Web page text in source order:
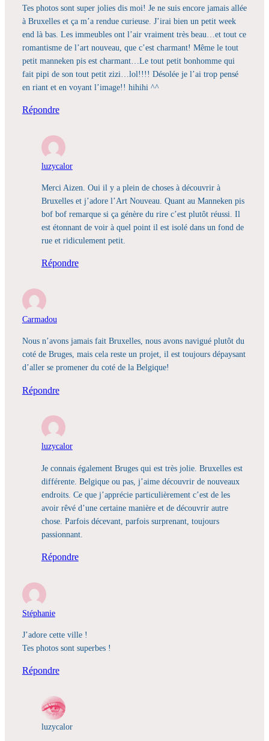
Tes photos sont super jolies dis moi! Je ne suis encore jamais allée
à Bruxelles et ça m’a rendue curieuse. J’irai bien un petit week
end là bas. Les immeubles ont l’air vraiment très beau…et tout ce
romantisme de l’art nouveau, que c’est charmant! Même le tout
petit manneken pis est charmant…Le tout petit bonhomme qui
fait pipi de son tout petit zizi…lol!!!! Désolée je l’ai trop pensé
en riant et en voyant l’image!! hihihi ^^
Répondre
luzycalor
Merci Aizen. Oui il y a plein de choses à découvrir à
Bruxelles et j’adore l’Art Nouveau. Quant au Manneken pis
bof bof remarque si ça génère du rire c’est plutôt réussi. Il
est étonnant de voir à quel point il est isolé dans un fond de
rue et ridiculement petit.
Répondre
Carmadou
Nous n’avons jamais fait Bruxelles, nous avons navigué plutôt du
coté de Bruges, mais cela reste un projet, il est toujours dépaysant
d’aller se promener du coté de la Belgique!
Répondre
luzycalor
Je connais également Bruges qui est très jolie. Bruxelles est
différente. Belgique ou pas, j’aime découvrir de nouveaux
endroits. Ce que j’apprécie particulièrement c’est de les
avoir rêvé d’une certaine manière et de découvrir autre
chose. Parfois décevant, parfois surprenant, toujours
passionnant.
Répondre
Stéphanie
J’adore cette ville !
Tes photos sont superbes !
Répondre
luzycalor